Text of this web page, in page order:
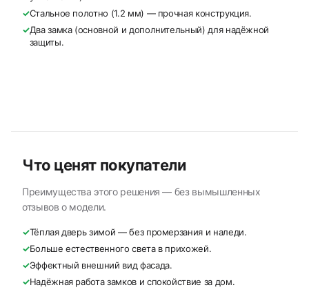
✓Стальное полотно (1.2 мм) — прочная конструкция.
✓Два замка (основной и дополнительный) для надёжной
защиты.
Что ценят покупатели
Преимущества этого решения — без вымышленных
отзывов о модели.
✓Тёплая дверь зимой — без промерзания и наледи.
✓Больше естественного света в прихожей.
✓Эффектный внешний вид фасада.
✓Надёжная работа замков и спокойствие за дом.